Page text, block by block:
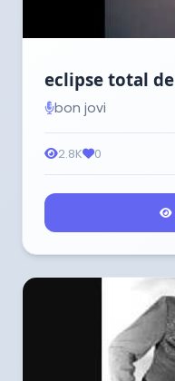
eclipse total
bon jovi
2.8K 0